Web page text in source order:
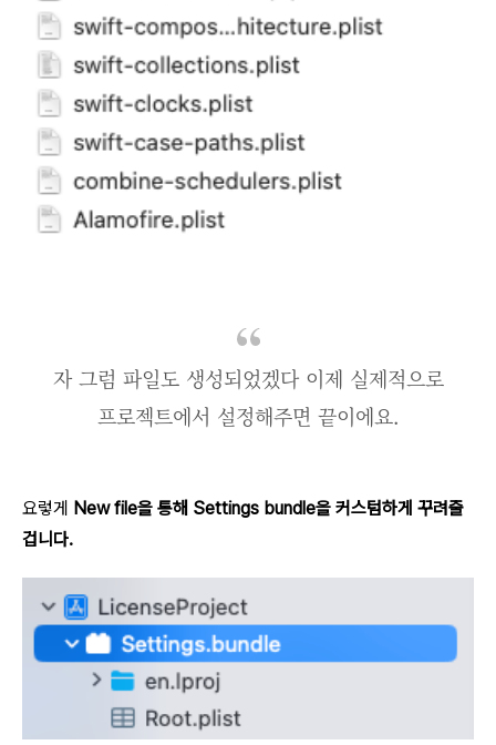
자 그럼 파일도 생성되었겠다 이제 실제적으로
프로젝트에서 설정해주면 끝이에요.
요렇게 New file을 통해 Settings bundle을 커스텀하게 꾸려줄
겁니다.